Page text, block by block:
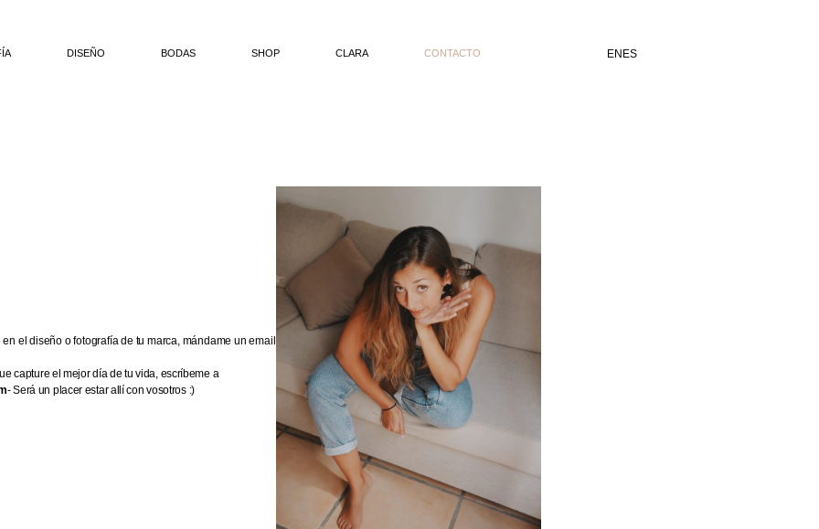
DISEÑO BODAS SHOP CLARA CONTACTO EN ES
el diseño o fotografía de tu marca, mándame un email
capture el mejor día de tu vida, escríbeme a
- Será un placer estar allí con vosotros :)